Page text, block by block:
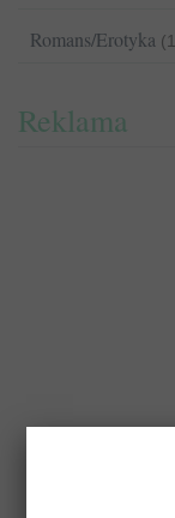
Romans/Erotyka
Reklama